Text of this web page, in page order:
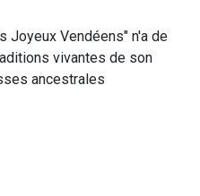
Joyeux Vendéens" n'a de
vivantes de son
ancestrales